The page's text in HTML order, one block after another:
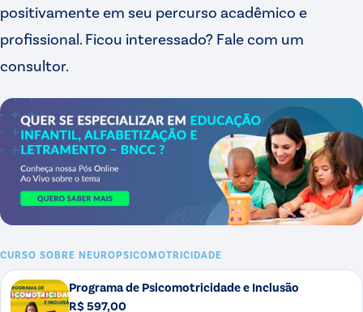
positivamente em seu percurso acadêmico e
profissional. Ficou interessado? Fale com um
consultor.
CURSO SOBRE NEUROPSICOMOTRICIDADE
Programa de Psicomotricidade e Inclusão
R$ 597,00